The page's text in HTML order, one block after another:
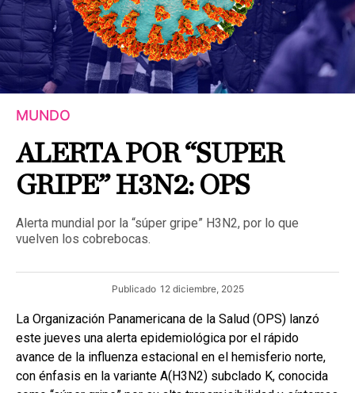
MUNDO
ALERTA POR “SUPER
GRIPE” H3N2: OPS
Alerta mundial por la “súper gripe” H3N2, por lo que
vuelven los cobrebocas.
Publicado 12 diciembre, 2025
La Organización Panamericana de la Salud (OPS) lanzó
este jueves una alerta epidemiológica por el rápido
avance de la influenza estacional en el hemisferio norte,
con énfasis en la variante A(H3N2) subclado K, conocida